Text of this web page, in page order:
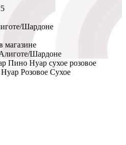
Шардоне
магазине
Розовое Сухое